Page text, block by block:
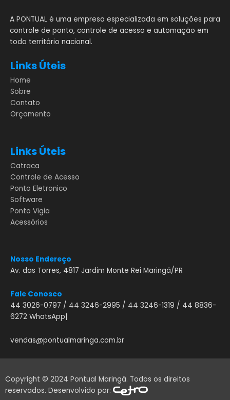
A PONTUAL é uma empresa especializada em soluções para
controle de ponto, controle de acesso e automação em
todo território nacional.
Links Úteis
Home
Sobre
Contato
Orçamento
Links Úteis
Catraca
Controle de Acesso
Ponto Eletronico
Software
Ponto Vigia
Acessórios
Nosso Endereço
Av. das Torres, 4817 Jardim Monte Rei Maringá/PR
Fale Conosco
44 3026-0797 / 44 3246-2995 / 44 3246-1319 / 44 8836-
6272 WhatsApp|
vendas@pontualmaringa.com.br
Copyright © 2024 Pontual Maringá. Todos os direitos
reservados. Desenvolvido por: